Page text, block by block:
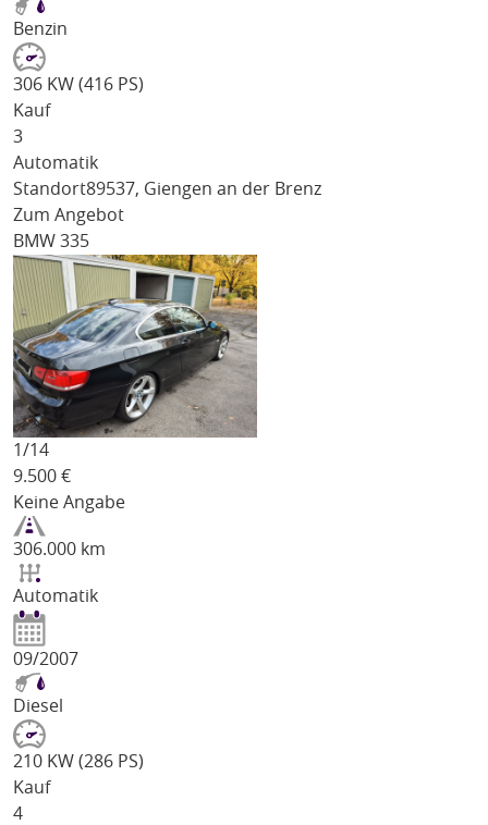
Benzin
306 KW (416 PS)
Kauf
3
Automatik
Standort89537, Giengen an der Brenz
Zum Angebot
BMW 335
1/14
9.500 €
Keine Angabe
306.000 km
Automatik
09/2007
Diesel
210 KW (286 PS)
Kauf
4